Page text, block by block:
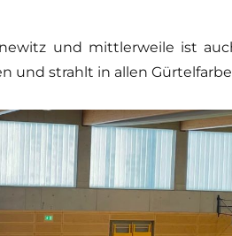
und mittlerweile ist
und strahlt in allen